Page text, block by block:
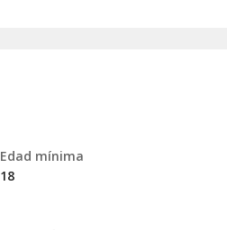
Edad mínima
18